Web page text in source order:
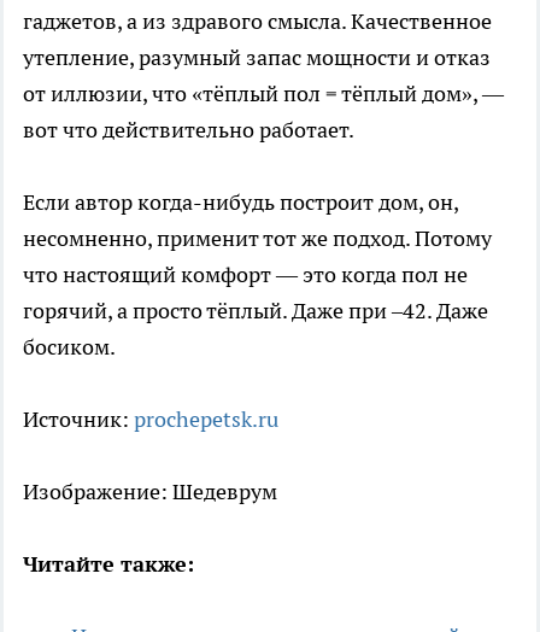
гаджетов, а из здравого смысла. Качественное
утепление, разумный запас мощности и отказ
от иллюзии, что «тёплый пол = тёплый дом», —
вот что действительно работает.
Если автор когда-нибудь построит дом, он,
несомненно, применит тот же подход. Потому
что настоящий комфорт — это когда пол не
горячий, а просто тёплый. Даже при –42. Даже
босиком.
Источник: prochepetsk.ru
Изображение: Шедеврум
Читайте также: